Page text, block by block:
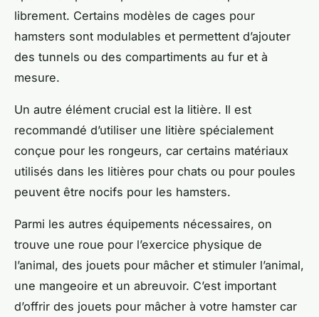
librement. Certains modèles de cages pour
hamsters sont modulables et permettent d’ajouter
des tunnels ou des compartiments au fur et à
mesure.
Un autre élément crucial est la litière. Il est
recommandé d’utiliser une litière spécialement
conçue pour les rongeurs, car certains matériaux
utilisés dans les litières pour chats ou pour poules
peuvent être nocifs pour les hamsters.
Parmi les autres équipements nécessaires, on
trouve une roue pour l’exercice physique de
l’animal, des jouets pour mâcher et stimuler l’animal,
une mangeoire et un abreuvoir. C’est important
d’offrir des jouets pour mâcher à votre hamster car